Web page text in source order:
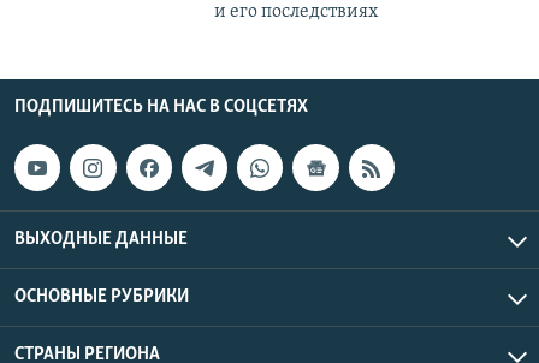
и его последствиях
ПОДПИШИТЕСЬ НА НАС В СОЦСЕТЯХ
ВЫХОДНЫЕ ДАННЫЕ
ОСНОВНЫЕ РУБРИКИ
СТРАНЫ РЕГИОНА